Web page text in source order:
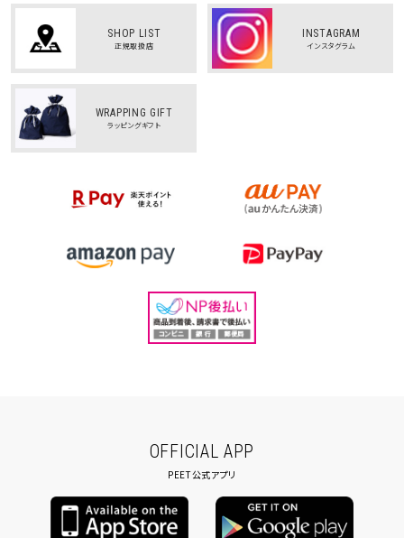
SHOP LIST
正規取扱店
INSTAGRAM
インスタグラム
WRAPPING GIFT
ラッピングギフト
OFFICIAL APP
PEET公式アプリ